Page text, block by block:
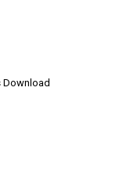
Download